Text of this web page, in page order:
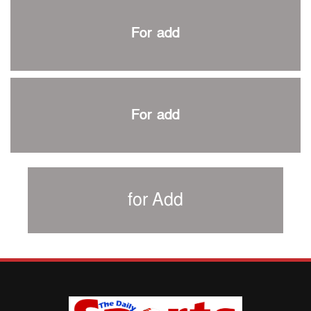
শান্ত-মুমিনুলদের ব্যাটে প্রথম দিন বাংলাদেশের
প্রচার বিমুখ এক ক্রীড়া অন্তপ্রাণ সংগঠক
সাফের হ্যাটট্রিক মিশনে থাইল্যান্ডের পথে আফঈদারা
বায়ার্নকে বিদায় করে ফাইনালে পিএসজি
আগামী বছর থেকে শিক্ষাক্ষেত্রে খেলাধুলা বাধ্যতামূলক করা হবে:
পাকিস্তানের বিপক্ষে টেস্টের আগে বাংলাদেশের প্রস্তুতি নিয়ে
For add
For add
for Add